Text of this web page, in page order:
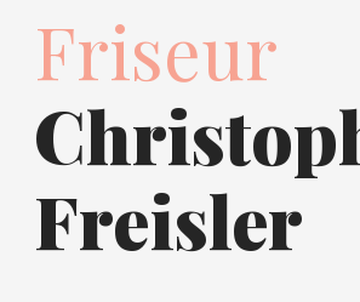
Friseur
Freisler